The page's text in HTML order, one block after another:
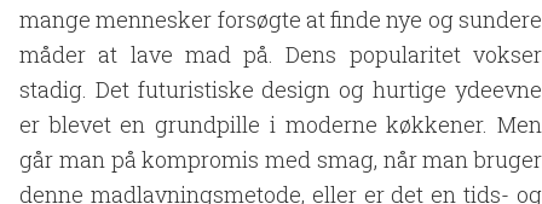
mange mennesker forsøgte at finde nye og sundere
måder at lave mad på. Dens popularitet vokser
stadig. Det futuristiske design og hurtige ydeevne
er blevet en grundpille i moderne køkkener. Men
går man på kompromis med smag, når man bruger
denne madlavningsmetode, eller er det en tids- og